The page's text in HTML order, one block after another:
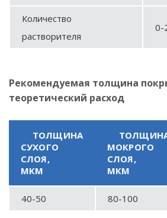
Количество
растворителя
0-
Рекомендуемая толщина
теоретический расход
ТОЛЩИНА
СУХОГО
СЛОЯ,
МКМ
МОКРОГО
СЛОЯ,
МКМ
40-50 80-100